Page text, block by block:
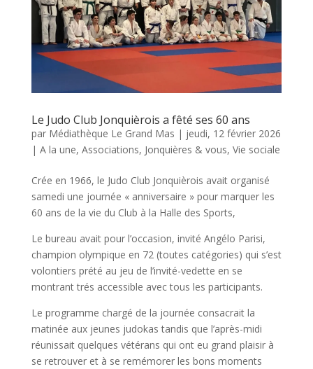
Le Judo Club Jonquièrois a fêté ses 60 ans
par Médiathèque Le Grand Mas | jeudi, 12 février 2026
| A la une, Associations, Jonquières & vous, Vie sociale
Crée en 1966, le Judo Club Jonquièrois avait organisé
samedi une journée « anniversaire » pour marquer les
60 ans de la vie du Club à la Halle des Sports,
Le bureau avait pour l’occasion, invité Angélo Parisi,
champion olympique en 72 (toutes catégories) qui s’est
volontiers prété au jeu de l’invité-vedette en se
montrant trés accessible avec tous les participants.
Le programme chargé de la journée consacrait la
matinée aux jeunes judokas tandis que l’après-midi
réunissait quelques vétérans qui ont eu grand plaisir à
se retrouver et à se remémorer les bons moments